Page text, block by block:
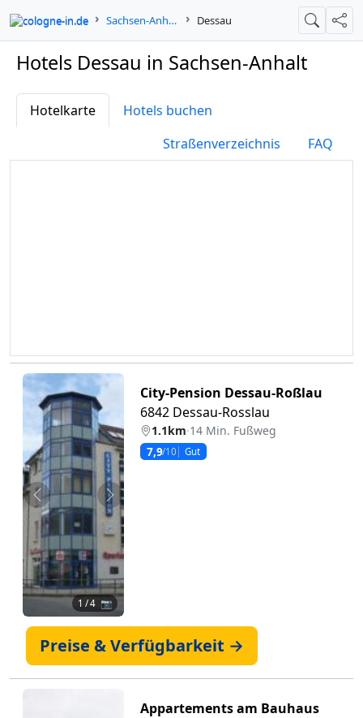
cologne-in.de Sachsen-Anhalt Dessau Suche
Hotels Dessau in Sachsen-Anhalt
Hotelkarte
Hotels buchen
Straßenverzeichnis
FAQ
Zurück Weiter
1 / 4 📷
City-Pension Dessau-Roßlau
6842 Dessau-Rosslau
1.1km·14 Min. Fußweg
7,9/10 Gut
Preise & Verfügbarkeit →
Appartements am Bauhaus